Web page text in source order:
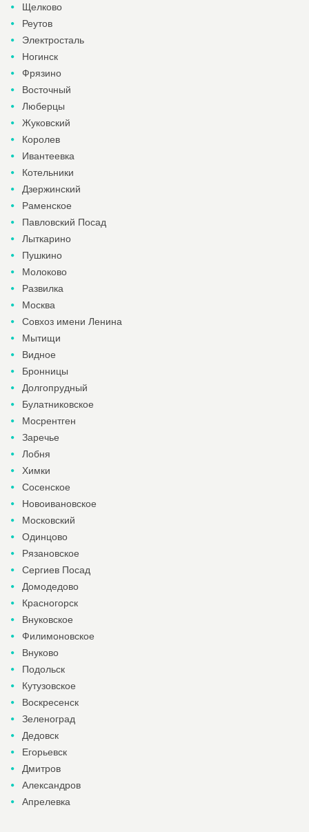
Щелково
Реутов
Электросталь
Ногинск
Фрязино
Восточный
Люберцы
Жуковский
Королев
Ивантеевка
Котельники
Дзержинский
Раменское
Павловский Посад
Лыткарино
Пушкино
Молоково
Развилка
Москва
Совхоз имени Ленина
Мытищи
Видное
Бронницы
Долгопрудный
Булатниковское
Мосрентген
Заречье
Лобня
Химки
Сосенское
Новоивановское
Московский
Одинцово
Рязановское
Сергиев Посад
Домодедово
Красногорск
Внуковское
Филимоновское
Внуково
Подольск
Кутузовское
Воскресенск
Зеленоград
Дедовск
Егорьевск
Дмитров
Александров
Апрелевка